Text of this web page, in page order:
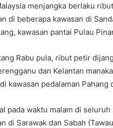
menjangka berlaku
di beberapa kawasan di
kawasan pantai Pulau
Rabu pula, ribut petir
dan Kelantan
kawasan pedalaman Pahang
pada waktu malam di
di Sarawak dan Sabah